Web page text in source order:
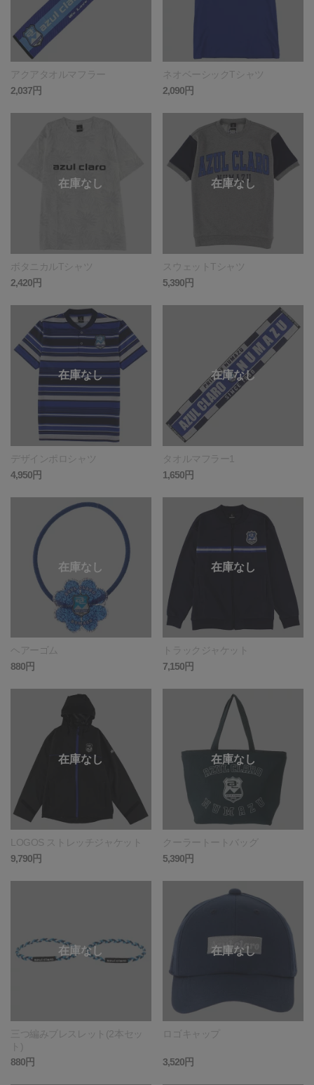
アクアタオルマフラー
2,037円
ネオベーシックTシャツ
2,090円
ボタニカルTシャツ
2,420円
スウェットTシャツ
5,390円
デザインポロシャツ
4,950円
タオルマフラー1
1,650円
ヘアーゴム
880円
トラックジャケット
7,150円
LOGOS ストレッチジャケット
9,790円
クーラートートバッグ
5,390円
三つ編みブレスレット(2本セッ
ト)
880円
ロゴキャップ
3,520円